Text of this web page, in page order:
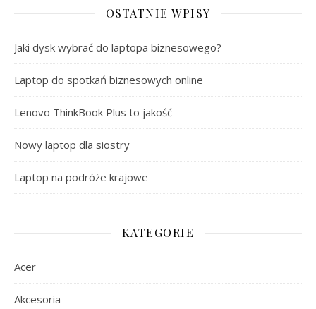
OSTATNIE WPISY
Jaki dysk wybrać do laptopa biznesowego?
Laptop do spotkań biznesowych online
Lenovo ThinkBook Plus to jakość
Nowy laptop dla siostry
Laptop na podróże krajowe
KATEGORIE
Acer
Akcesoria